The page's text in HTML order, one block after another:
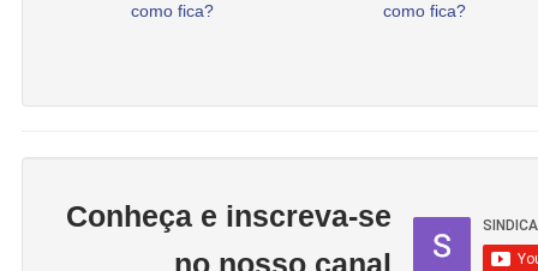
como fica?
como fica?
Conheça e inscreva-se